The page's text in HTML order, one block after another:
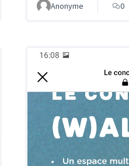
Anonyme 0